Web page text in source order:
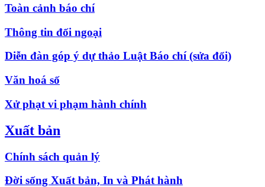
Toàn cảnh báo chí
Thông tin đối ngoại
Diễn đàn góp ý dự thảo Luật Báo chí (sửa đổi)
Văn hoá số
Xử phạt vi phạm hành chính
Xuất bản
Chính sách quản lý
Đời sống Xuất bản, In và Phát hành